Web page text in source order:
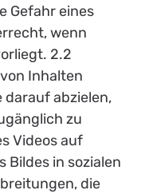
Gefahr eines
wenn
2.2
Inhalten
darauf abzielen,
zu
Videos auf
Bildes in sozialen
die